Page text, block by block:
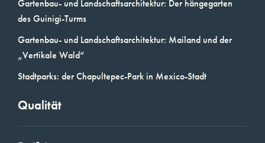
Gartenbau- und Landschaftsarchitektur: Der hängegarten
des Guinigi-Turms
Gartenbau- und Landschaftsarchitektur: Mailand und der
„Vertikale Wald“
Stadtparks: der Chapultepec-Park in Mexico-Stadt
Qualität